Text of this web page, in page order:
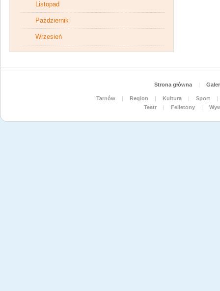
Listopad
Październik
Wrzesień
Strona główna |
Tarnów | Region | Kultura | Sport
|
Teatr
| Felietony |